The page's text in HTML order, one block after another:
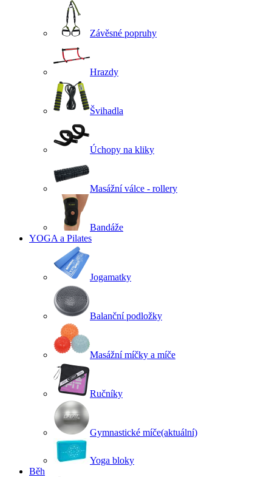
Závěsné popruhy
Hrazdy
Švihadla
Úchopy na kliky
Masážní válce - rollery
Bandáže
YOGA a Pilates
Jogamatky
Balanční podložky
Masážní míčky a míče
Ručníky
Gymnastické míče(aktuální)
Yoga bloky
Běh